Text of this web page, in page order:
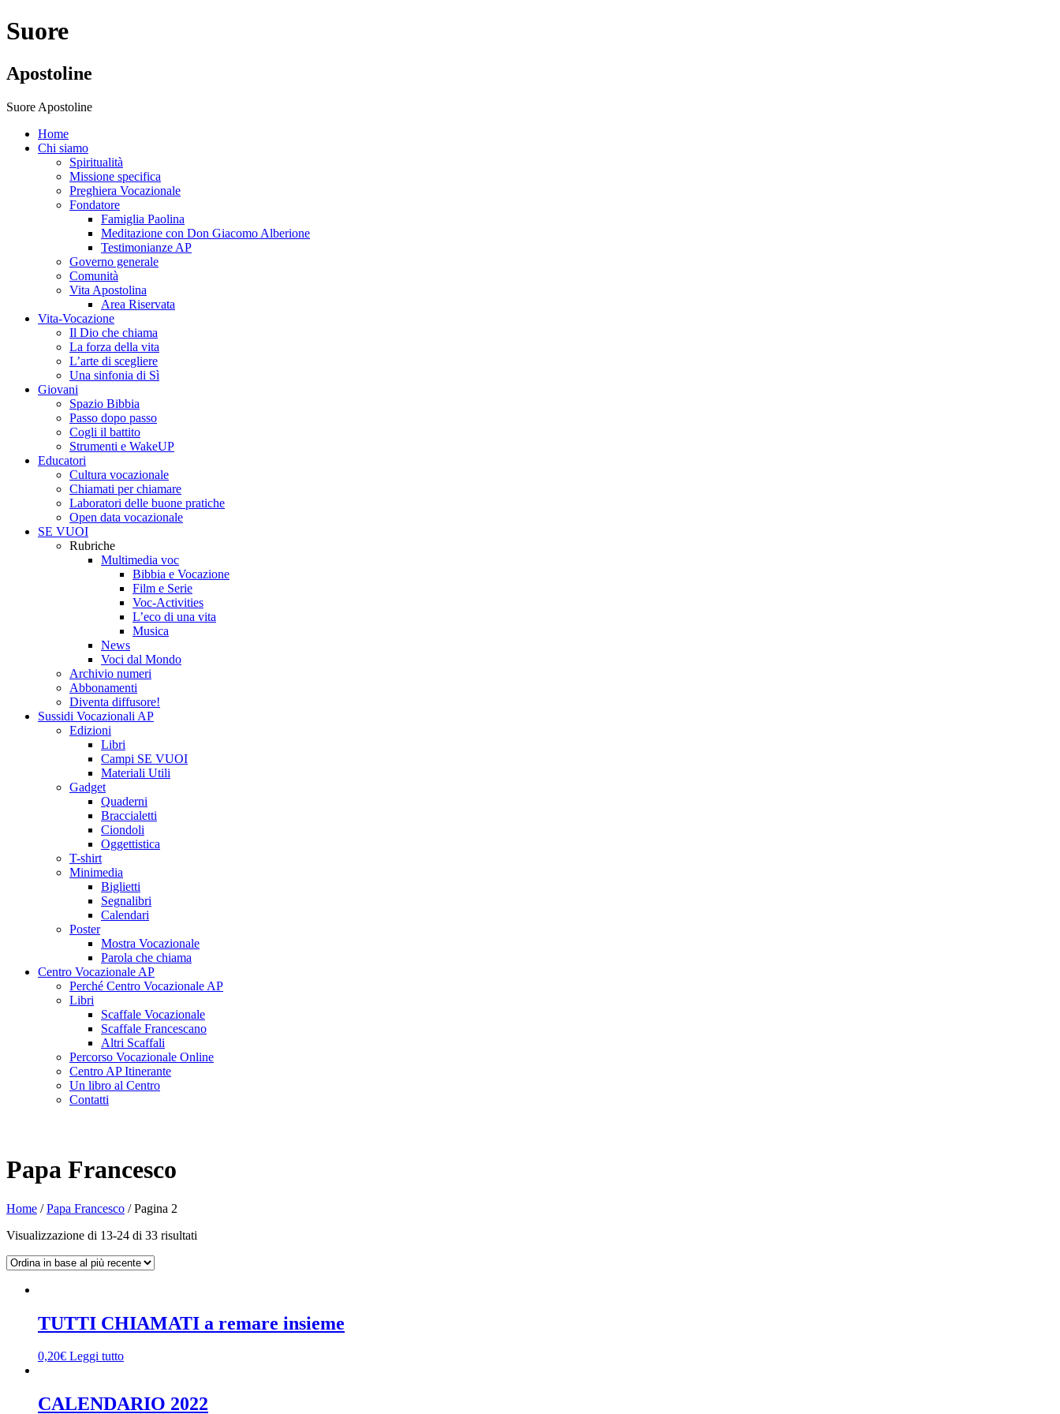
Suore
Apostoline
Suore Apostoline
Home
Chi siamo
Spiritualità
Missione specifica
Preghiera Vocazionale
Fondatore
Famiglia Paolina
Meditazione con Don Giacomo Alberione
Testimonianze AP
Governo generale
Comunità
Vita Apostolina
Area Riservata
Vita-Vocazione
Il Dio che chiama
La forza della vita
L’arte di scegliere
Una sinfonia di Sì
Giovani
Spazio Bibbia
Passo dopo passo
Cogli il battito
Strumenti e WakeUP
Educatori
Cultura vocazionale
Chiamati per chiamare
Laboratori delle buone pratiche
Open data vocazionale
SE VUOI
Rubriche
Multimedia voc
Bibbia e Vocazione
Film e Serie
Voc-Activities
L’eco di una vita
Musica
News
Voci dal Mondo
Archivio numeri
Abbonamenti
Diventa diffusore!
Sussidi Vocazionali AP
Edizioni
Libri
Campi SE VUOI
Materiali Utili
Gadget
Quaderni
Braccialetti
Ciondoli
Oggettistica
T-shirt
Minimedia
Biglietti
Segnalibri
Calendari
Poster
Mostra Vocazionale
Parola che chiama
Centro Vocazionale AP
Perché Centro Vocazionale AP
Libri
Scaffale Vocazionale
Scaffale Francescano
Altri Scaffali
Percorso Vocazionale Online
Centro AP Itinerante
Un libro al Centro
Contatti
Papa Francesco
Home /Papa Francesco /Pagina 2
Visualizzazione di 13-24 di 33 risultati
TUTTI CHIAMATI a remare insieme
0,20€ Leggi tutto
CALENDARIO 2022